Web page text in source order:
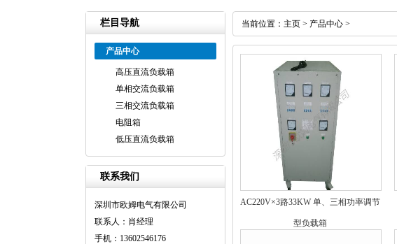
栏目导航
产品中心
高压直流负载箱
单相交流负载箱
三相交流负载箱
电阻箱
低压直流负载箱
联系我们
深圳市欧姆电气有限公司
联系人：肖经理
手机：13602546176
当前位置： 主页 > 产品中心 >
AC220V×3路33KW 单、三相功率调节
型负载箱